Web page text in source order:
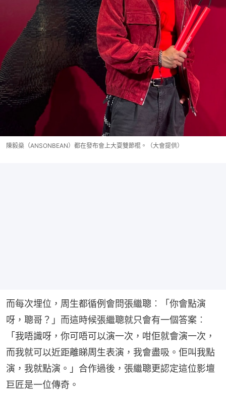
陳毅燊（ANSONBEAN）都在發布會上大耍雙節棍。（大會提供）
而每次埋位，周生都循例會問張繼聰︰「你會點演
呀，聰哥？」而這時候張繼聰就只會有一個答案︰
「我唔識呀，你可唔可以演一次，咁佢就會演一次，
而我就可以近距離睇周生表演，我會盡吸。佢叫我點
演，我就點演。」合作過後，張繼聰更認定這位影壇
巨匠是一位傳奇。